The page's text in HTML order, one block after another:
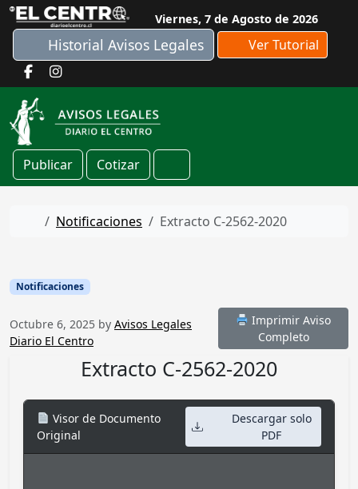
Skip to content
Viernes, 7 de Agosto de 2026
Historial Avisos Legales Ver Tutorial
Publicar Cotizar
Cart
Home
Notificaciones Extracto C-2562-2020
Notificaciones
Octubre 6, 2025 by Avisos Legales
Diario El Centro
Imprimir Aviso
Completo
Extracto C-2562-2020
Visor de Documento
Original
Descargar solo
PDF